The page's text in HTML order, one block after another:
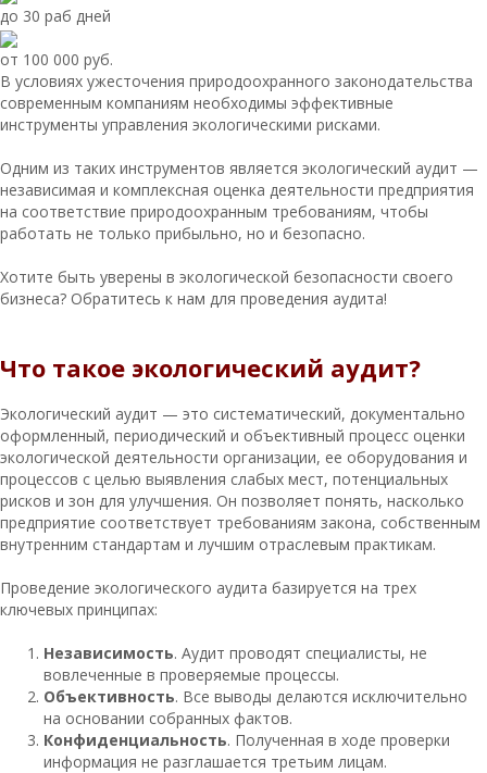
до 30 раб дней
от 100 000 руб.
В условиях ужесточения природоохранного законодательства
современным компаниям необходимы эффективные
инструменты управления экологическими рисками.
Одним из таких инструментов является экологический аудит —
независимая и комплексная оценка деятельности предприятия
на соответствие природоохранным требованиям, чтобы
работать не только прибыльно, но и безопасно.
Хотите быть уверены в экологической безопасности своего
бизнеса? Обратитесь к нам для проведения аудита!
Что такое экологический аудит?
Экологический аудит — это систематический, документально
оформленный, периодический и объективный процесс оценки
экологической деятельности организации, ее оборудования и
процессов с целью выявления слабых мест, потенциальных
рисков и зон для улучшения. Он позволяет понять, насколько
предприятие соответствует требованиям закона, собственным
внутренним стандартам и лучшим отраслевым практикам.
Проведение экологического аудита базируется на трех
ключевых принципах:
Независимость. Аудит проводят специалисты, не
вовлеченные в проверяемые процессы.
Объективность. Все выводы делаются исключительно
на основании собранных фактов.
Конфиденциальность. Полученная в ходе проверки
информация не разглашается третьим лицам.